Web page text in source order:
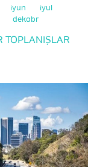
iyun
iyul
dekabr
TOPLANIŞLAR